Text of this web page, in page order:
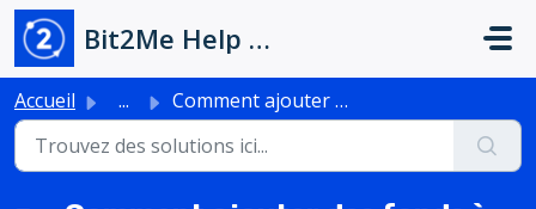
Passer au contenu principal
Bit2Me Help Center
Accueil ... Comment ajouter des fonds à Bit2Me EARN ?